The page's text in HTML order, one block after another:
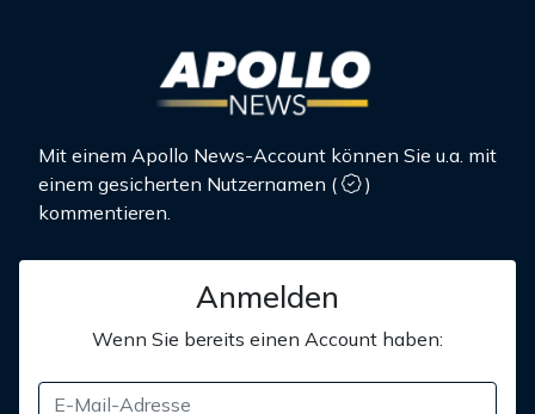
Mit einem Apollo News-Account können Sie u.a. mit
einem gesicherten Nutzernamen (
)
kommentieren.
Anmelden
Wenn Sie bereits einen Account haben: